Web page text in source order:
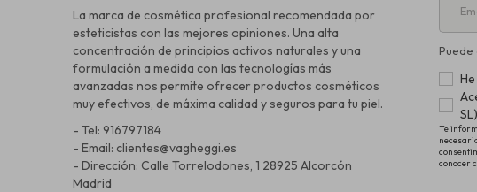
La marca de cosmética profesional recomendada por
esteticistas con las mejores opiniones. Una alta
concentración de principios activos naturales y una
formulación a medida con las tecnologías más
avanzadas nos permite ofrecer productos cosméticos
muy efectivos, de máxima calidad y seguros para tu piel.
- Tel: 916797184
- Email: clientes@vagheggi.es
- Dirección: Calle Torrelodones, 1 28925 Alcorcón
Madrid
Te
conocer